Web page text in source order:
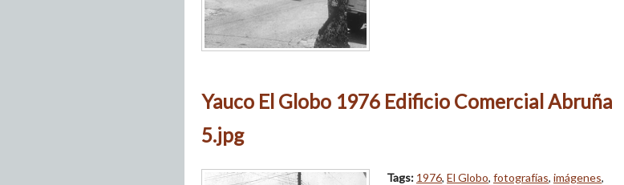
Yauco El Globo 1976 Edificio Comercial Abruña
5.jpg
Tags: 1976, El Globo, fotografías, imágenes,